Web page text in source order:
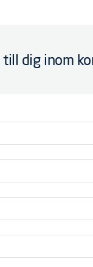
dig inom